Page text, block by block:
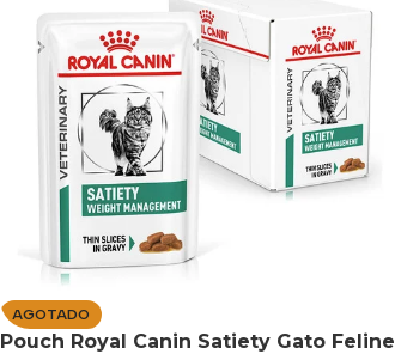
AGOTADO
Pouch Royal Canin Satiety Gato Feline